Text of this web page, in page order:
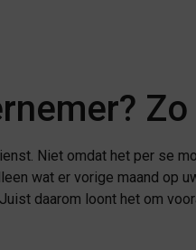
Niet omdat het per se
wat er vorige maand op
daarom loont het om